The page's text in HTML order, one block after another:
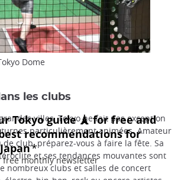
Dome
les clubs
villes, Tokyo ne fait pas exception
particulièrement animées. Amateur
club, préparez-vous à faire la fête. Sa
et ses tendances mouvantes sont
nombreux clubs et salles de concert